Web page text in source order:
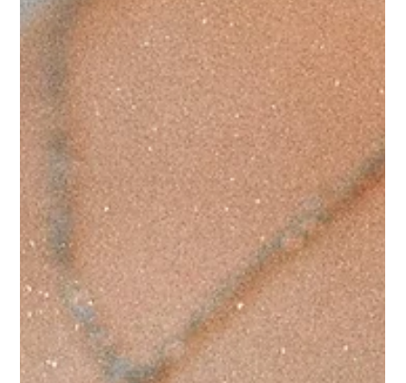
comment la réponse
combat–fuite–soumission
influence tes choix (et
comment reprendre le
contrôle)
La grossesse et l’accouchement sont des passages puissants,
chargés d’émotions, de peurs et d’incertitudes. Dans ce
contexte, ton corps peut activer un mécanisme automatique : la
réponse combat–fuite–soumission . Un mécanisme de survie
utile… mais parfois inadapté au moment de donner naissance. Et
si comprendre ce réflexe te permettait de reprendre ton
pouvoir, ta confiance et ta capacité de choix ? Pourquoi le stress
peut ralentir le travail ? Lorsque tu te sens en danger (